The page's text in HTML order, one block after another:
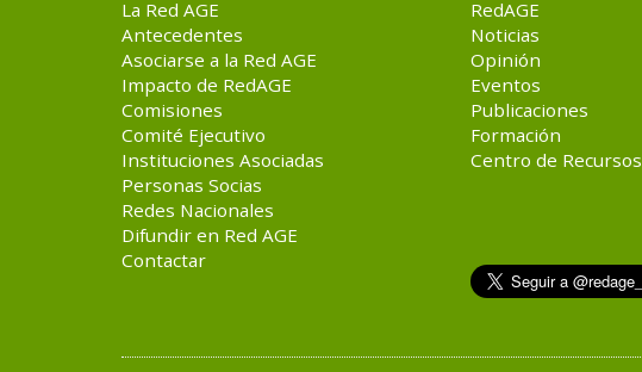
La Red AGE
Antecedentes
Asociarse a la Red AGE
Impacto de RedAGE
Comisiones
Comité Ejecutivo
Instituciones Asociadas
Personas Socias
Redes Nacionales
Difundir en Red AGE
Contactar
RedAGE
Noticias
Opinión
Eventos
Publicaciones
Formación
Centro de Recursos